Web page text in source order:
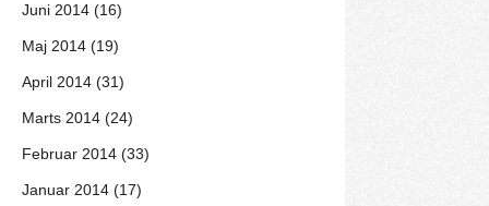
Juni 2014 (16)
Maj 2014 (19)
April 2014 (31)
Marts 2014 (24)
Februar 2014 (33)
Januar 2014 (17)